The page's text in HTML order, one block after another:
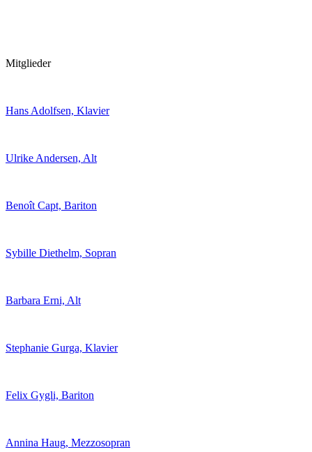
Mitglieder
Hans Adolfsen, Klavier
Ulrike Andersen, Alt
Benoît Capt, Bariton
Sybille Diethelm, Sopran
Barbara Erni, Alt
Stephanie Gurga, Klavier
Felix Gygli, Bariton
Annina Haug, Mezzosopran